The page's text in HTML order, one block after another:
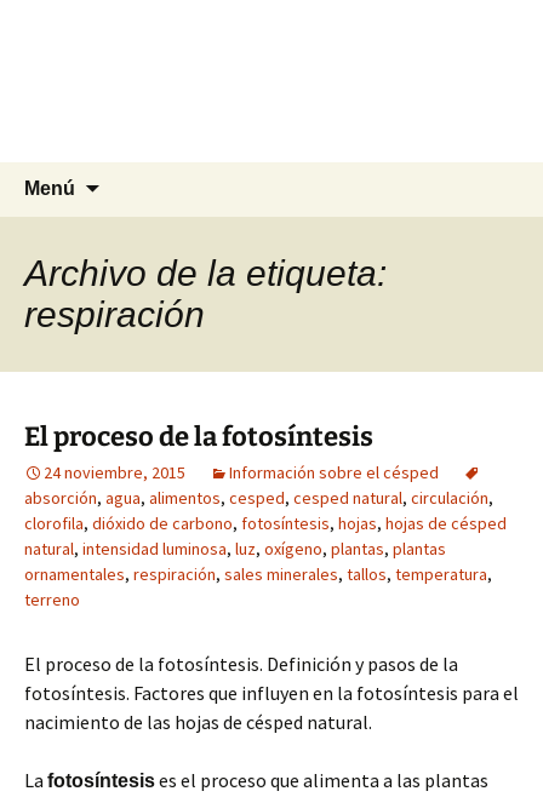
Menú
Archivo de la etiqueta:
respiración
El proceso de la fotosíntesis
24 noviembre, 2015
Información sobre el césped
absorción, agua, alimentos, cesped, cesped natural, circulación,
clorofila, dióxido de carbono, fotosíntesis, hojas, hojas de césped
natural, intensidad luminosa, luz, oxígeno, plantas, plantas
ornamentales, respiración, sales minerales, tallos, temperatura,
terreno
El proceso de la fotosíntesis. Definición y pasos de la
fotosíntesis. Factores que influyen en la fotosíntesis para el
nacimiento de las hojas de césped natural.
La fotosíntesises el proceso que alimenta a las plantas